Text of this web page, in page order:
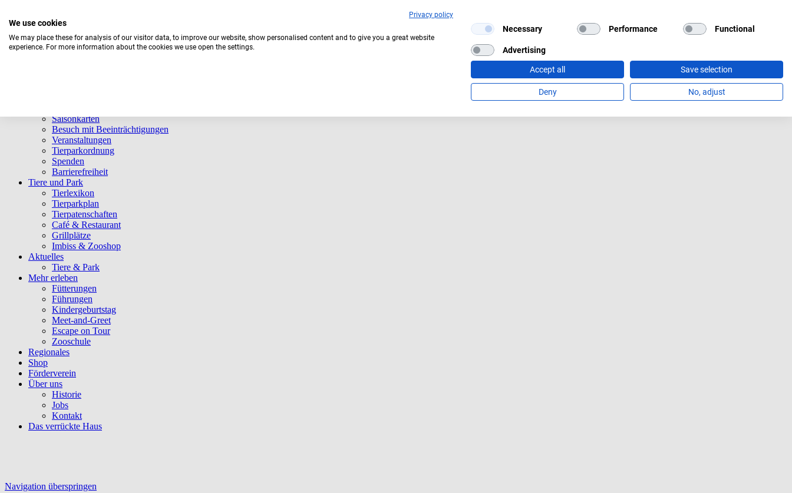
Aktuelles Wetter:21°C Ein paar Wolken
Saisonkarten
Besuch mit Beeinträchtigungen
Veranstaltungen
Tierparkordnung
Spenden
Barrierefreiheit
Tiere und Park
Tierlexikon
Tierparkplan
Tierpatenschaften
Café & Restaurant
Grillplätze
Imbiss & Zooshop
Aktuelles
Tiere & Park
Mehr erleben
Fütterungen
Führungen
Kindergeburtstag
Meet-and-Greet
Escape on Tour
Zooschule
Regionales
Shop
Förderverein
Über uns
Historie
Jobs
Kontakt
Das verrückte Haus
Navigation überspringen
Privacy policy
We use cookies
We may place these for analysis of our visitor data, to improve our website, show personalised content and to give you a great website
experience. For more information about the cookies we use open the settings.
Necessary Performance Functional
Advertising
Accept all Save selection
Deny No, adjust